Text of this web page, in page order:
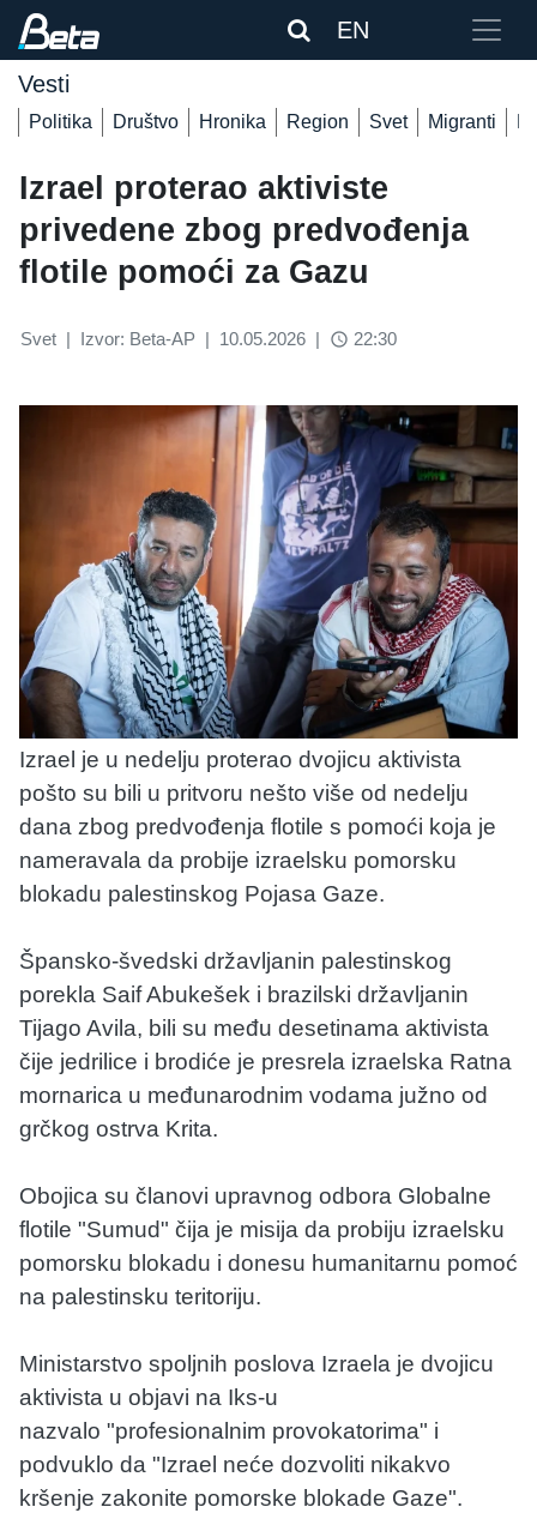
EN
Vesti
Politika Društvo Hronika Region Svet Migranti
Izrael proterao aktiviste
privedene zbog predvođenja
flotile pomoći za Gazu
Svet | Izvor: Beta-AP | 10.05.2026 | access_time 22:30
Izrael je u nedelju proterao dvojicu aktivista
pošto su bili u pritvoru nešto više od nedelju
dana zbog predvođenja flotile s pomoći koja je
nameravala da probije izraelsku pomorsku
blokadu palestinskog Pojasa Gaze.
Špansko-švedski državljanin palestinskog
porekla Saif Abukešek i brazilski državljanin
Tijago Avila, bili su među desetinama aktivista
čije jedrilice i brodiće je presrela izraelska Ratna
mornarica u međunarodnim vodama južno od
grčkog ostrva Krita.
Obojica su članovi upravnog odbora Globalne
flotile "Sumud" čija je misija da probiju izraelsku
pomorsku blokadu i donesu humanitarnu pomoć
na palestinsku teritoriju.
Ministarstvo spoljnih poslova Izraela je dvojicu
aktivista u objavi na Iks-u
nazvalo "profesionalnim provokatorima" i
podvuklo da "Izrael neće dozvoliti nikakvo
kršenje zakonite pomorske blokade Gaze".